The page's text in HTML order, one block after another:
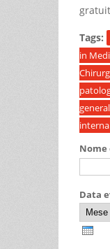
Tags:
in
interna
Data
Mese